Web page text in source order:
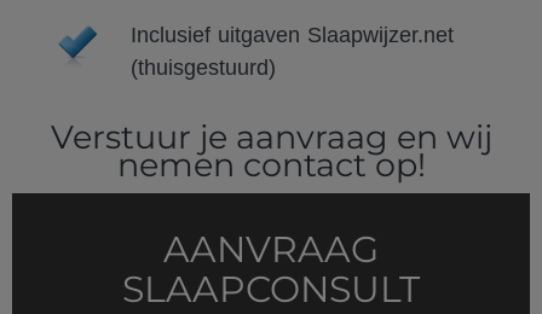
Inclusief uitgaven Slaapwijzer.net
(thuisgestuurd)
Verstuur je aanvraag en wij
nemen contact op!
AANVRAAG
SLAAPCONSULT